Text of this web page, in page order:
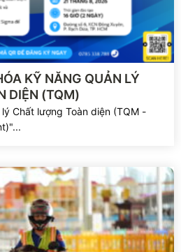
KỸ NĂNG QUẢN LÝ
DIỆN (TQM)
Chất lượng Toàn diện (TQM -